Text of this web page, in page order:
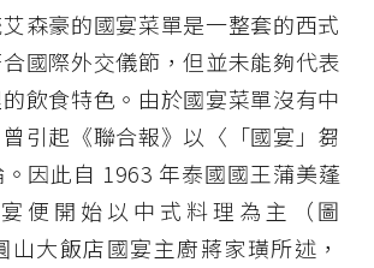
森豪的國宴菜單是一整套的西式
國際外交儀節，但並未能夠代表
飲食特色。由於國宴菜單沒有中
引起《聯合報》以〈「國宴」芻
因此自 1963 年泰國國王蒲美蓬
便開始以中式料理為主（圖
山大飯店國宴主廚蔣家璜所述，